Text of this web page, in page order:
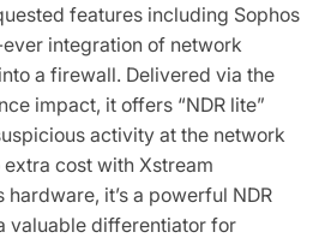
features including Sophos
integration of network
a firewall. Delivered via the
impact, it offers “NDR lite”
activity at the network
cost with Xstream
hardware, it’s a powerful NDR
valuable differentiator for